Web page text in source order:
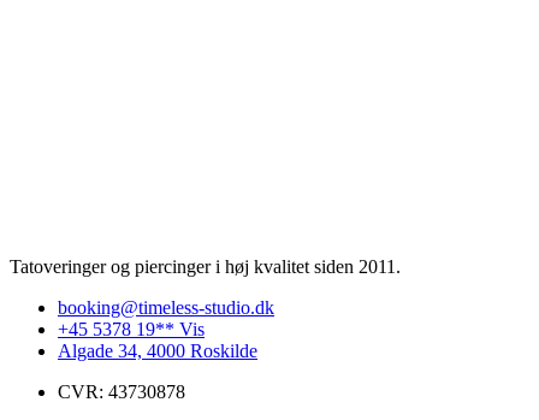
Tatoveringer og piercinger i høj kvalitet siden 2011.
booking@timeless-studio.dk
+45 5378 19** Vis
Algade 34, 4000 Roskilde
CVR: 43730878